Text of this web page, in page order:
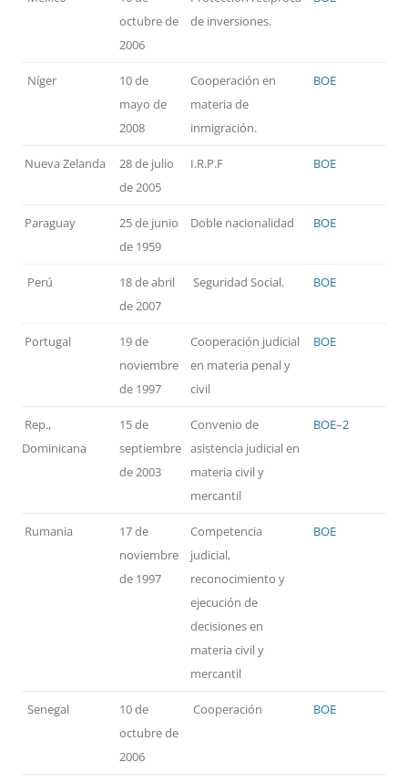
octubre de
2006
de inversiones.
Níger
10 de
mayo de
2008
Cooperación en
materia de
inmigración.
BOE
Nueva Zelanda
28 de julio
de 2005
I.R.P.F BOE
Paraguay
25 de junio
de 1959
Doble nacionalidad BOE
Perú
18 de abril
de 2007
Seguridad Social. BOE
Portugal
19 de
noviembre
de 1997
Cooperación judicial
en materia penal y
civil
BOE
Rep.,
Dominicana
15 de
septiembre
de 2003
Convenio de
asistencia judicial en
materia civil y
mercantil
BOE–2
Rumania
17 de
noviembre
de 1997
Competencia
judicial,
reconocimiento y
ejecución de
decisiones en
materia civil y
mercantil
BOE
Senegal
10 de
octubre de
2006
Cooperación BOE